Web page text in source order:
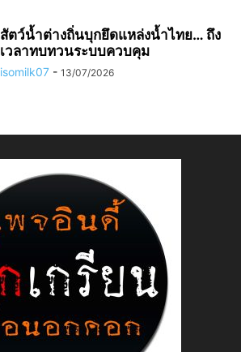
สัตว์น้ำต่างถิ่นบุกยึดแหล่งน้ำไทย… ถึง
เวลาทบทวนระบบควบคุม
isomilk07 - 13/07/2026